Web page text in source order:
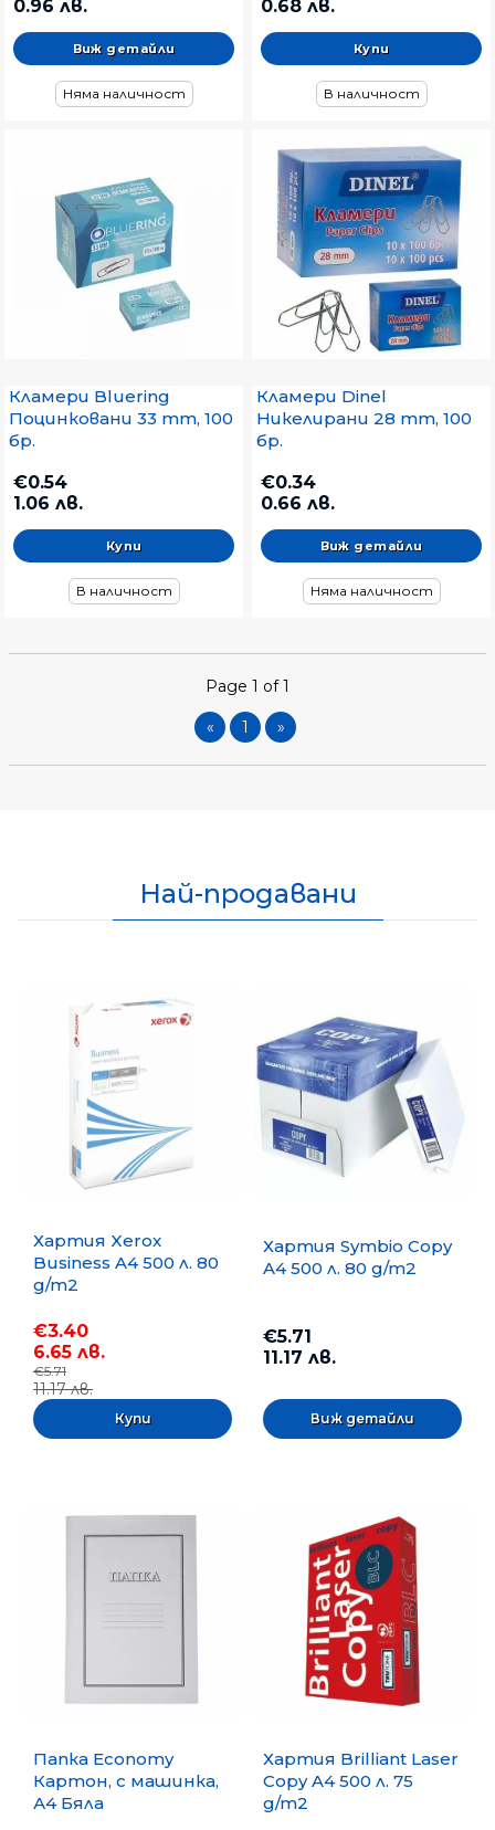
0.96 лв.
Виж детайли
Няма наличност
0.68 лв.
В наличност
Кламери Bluering
Поцинковани 33 mm, 100
бр.
€0.54
1.06 лв.
В наличност
Кламери Dinel
Никелирани 28 mm, 100
бр.
€0.34
0.66 лв.
Виж детайли
Няма наличност
Page 1 of 1
« 1 »
Най-продавани
Хартия Xerox
Business A4 500 л. 80
g/m2
€3.40
6.65 лв.
€5.71
11.17 лв.
Хартия Symbio Copy
A4 500 л. 80 g/m2
€5.71
11.17 лв.
Виж детайли
Папка Economy
Картон, с машинка,
А4 Бяла
Хартия Brilliant Laser
Copy A4 500 л. 75
g/m2